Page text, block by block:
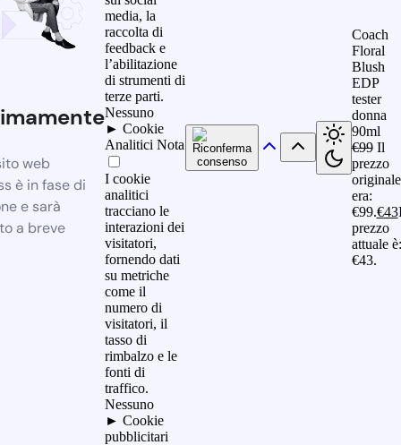
web
è in fase di
e sarà
a breve
media, la
raccolta di
feedback e
l’abilitazione
di strumenti di
terze parti.
Nessuno
► Cookie
Analitici Nota
I cookie
analitici
tracciano le
interazioni dei
visitatori,
fornendo dati
su metriche
come il
numero di
visitatori, il
tasso di
rimbalzo e le
fonti di
traffico.
Nessuno
► Cookie
pubblicitari
Coach
Floral
Blush
EDP
tester
donna
90ml
€99 Il
prezzo
originale
era:
€99.€43
prezzo
attuale è:
€43.